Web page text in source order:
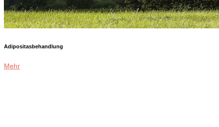
Adipositasbehandlung
Mehr